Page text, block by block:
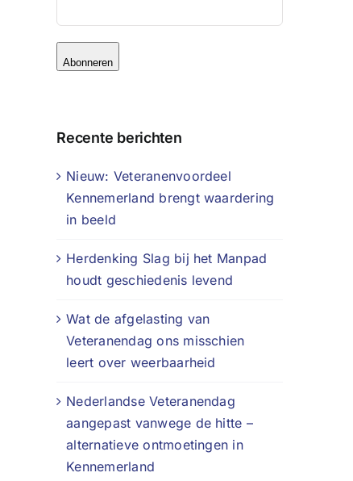
Abonneren
Recente berichten
Nieuw: Veteranenvoordeel
Kennemerland brengt waardering
in beeld
Herdenking Slag bij het Manpad
houdt geschiedenis levend
Wat de afgelasting van
Veteranendag ons misschien
leert over weerbaarheid
Nederlandse Veteranendag
aangepast vanwege de hitte –
alternatieve ontmoetingen in
Kennemerland